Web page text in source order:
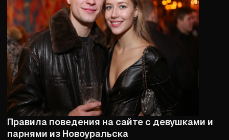
Правила поведения на сайте с девушками и
парнями из Новоуральска